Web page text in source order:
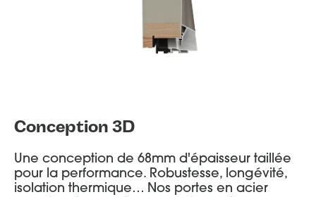
Conception 3D
Une conception de 68mm d'épaisseur taillée
pour la performance. Robustesse, longévité,
isolation thermique… Nos portes en acier